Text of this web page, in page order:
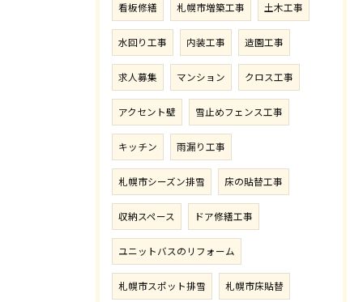
看板修繕 札幌市増築工事 土木工事
水回り工事 内装工事 造園工事
求人募集 マンション クロス工事
アクセント壁 雪止めフェンス工事
キッチン 雨漏り工事
札幌市シーズン排雪 床の貼替工事
収納スペース ドア修繕工事
ユニットバスのリフォーム
札幌市スポット排雪 札幌市床貼替